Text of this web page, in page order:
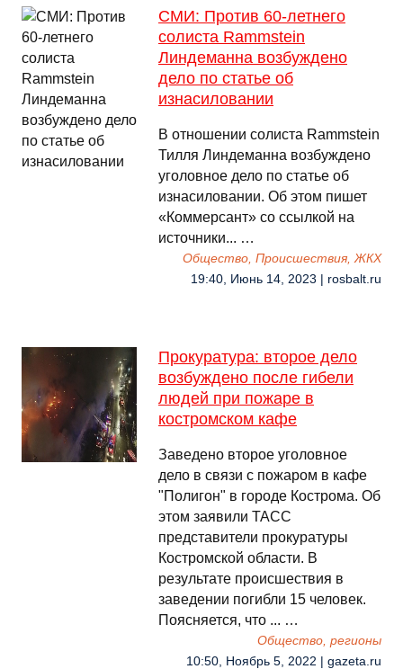
СМИ: Против 60-летнего
солиста Rammstein
Линдеманна возбуждено
дело по статье об
изнасиловании
В отношении солиста Rammstein
Тилля Линдеманна возбуждено
уголовное дело по статье об
изнасиловании. Об этом пишет
«Коммерсант» со ссылкой на
источники... …
Общество, Происшествия, ЖКХ
19:40, Июнь 14, 2023 | rosbalt.ru
Прокуратура: второе дело
возбуждено после гибели
людей при пожаре в
костромском кафе
Заведено второе уголовное
дело в связи с пожаром в кафе
"Полигон" в городе Кострома. Об
этом заявили ТАСС
представители прокуратуры
Костромской области. В
результате происшествия в
заведении погибли 15 человек.
Поясняется, что ... …
Общество, регионы
10:50, Ноябрь 5, 2022 | gazeta.ru